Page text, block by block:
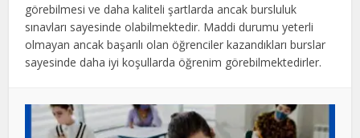
görebilmesi ve daha kaliteli şartlarda ancak bursluluk
sınavları sayesinde olabilmektedir. Maddi durumu yeterli
olmayan ancak başarılı olan öğrenciler kazandıkları burslar
sayesinde daha iyi koşullarda öğrenim görebilmektedirler.